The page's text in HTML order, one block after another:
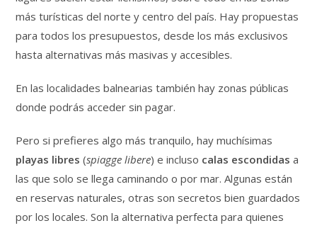
más turísticas del norte y centro del país. Hay propuestas
para todos los presupuestos, desde los más exclusivos
hasta alternativas más masivas y accesibles.
En las localidades balnearias también hay zonas públicas
donde podrás acceder sin pagar.
Pero si prefieres algo más tranquilo, hay muchísimas
playas libres (spiagge libere) e incluso calas escondidas a
las que solo se llega caminando o por mar. Algunas están
en reservas naturales, otras son secretos bien guardados
por los locales. Son la alternativa perfecta para quienes